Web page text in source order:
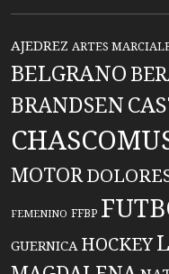
AJEDREZ ARTES
BELGRANO
BRANDSEN
MOTOR
FEMENINO FFBP
GUERNICA HOCKEY